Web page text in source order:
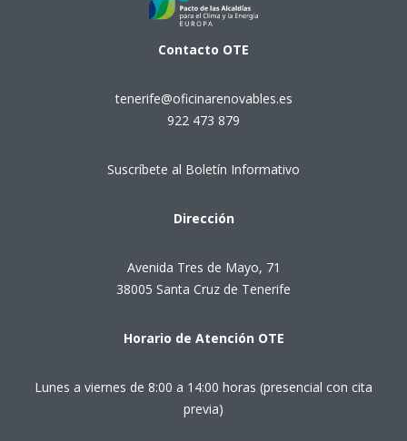
Contacto OTE
tenerife@oficinarenovables.es
922 473 879
Suscríbete al Boletín Informativo
Dirección
Avenida Tres de Mayo, 71
38005 Santa Cruz de Tenerife
Horario de Atención OTE
Lunes a viernes de 8:00 a 14:00 horas (presencial con cita
previa)